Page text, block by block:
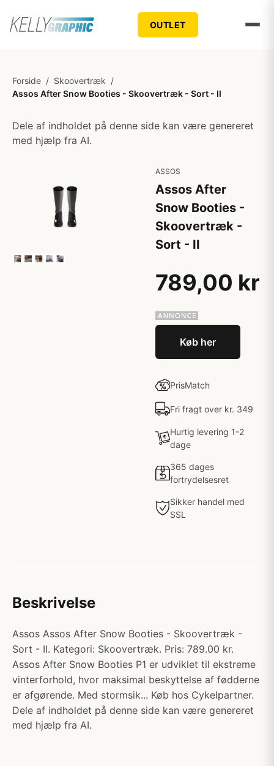
OUTLET
Forside / Skoovertræk /
Assos After Snow Booties - Skoovertræk - Sort - II
Dele af indholdet på denne side kan være genereret
med hjælp fra AI.
ASSOS
Assos After
Snow Booties -
Skoovertræk -
Sort - II
789,00 kr
Køb her
PrisMatch
Fri fragt over kr. 349
Hurtig levering 1-2
dage
365 dages
fortrydelsesret
Sikker handel med
SSL
Beskrivelse
Assos Assos After Snow Booties - Skoovertræk -
Sort - II. Kategori: Skoovertræk. Pris: 789.00 kr.
Assos After Snow Booties P1 er udviklet til ekstreme
vinterforhold, hvor maksimal beskyttelse af fødderne
er afgørende. Med stormsik... Køb hos Cykelpartner.
Dele af indholdet på denne side kan være genereret
med hjælp fra AI.